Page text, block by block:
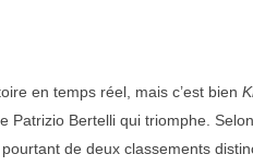
en temps réel, mais c’est bien
Patrizio Bertelli qui triomphe.
de deux classements